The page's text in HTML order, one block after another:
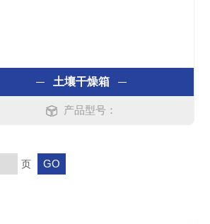
土壤干燥箱
产品型号：
页